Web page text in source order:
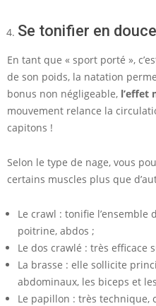
Se tonifier en
En tant que « sport porté »,
de son poids, la natation
bonus non négligeable, l’effet
mouvement relance la
capitons !
Selon le type de nage, vous
certains muscles plus que
Le crawl : tonifie l’ensemble
poitrine, abdos ;
Le dos crawlé : très efficace
La brasse : elle sollicite
abdominaux, les biceps et
Le papillon : très technique,